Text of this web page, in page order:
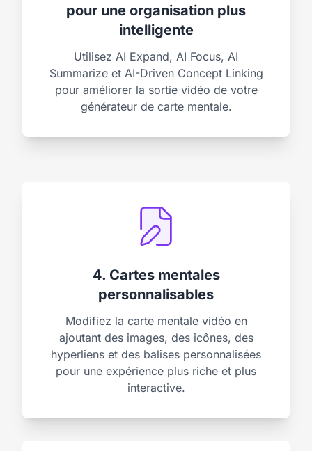
pour une organisation plus
intelligente
Utilisez AI Expand, AI Focus, AI
Summarize et AI-Driven Concept Linking
pour améliorer la sortie vidéo de votre
générateur de carte mentale.
4. Cartes mentales
personnalisables
Modifiez la carte mentale vidéo en
ajoutant des images, des icônes, des
hyperliens et des balises personnalisées
pour une expérience plus riche et plus
interactive.